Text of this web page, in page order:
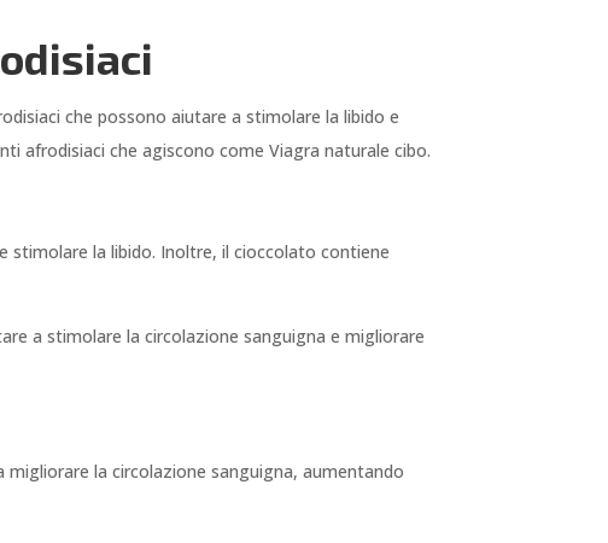
che possono aiutare a stimolare la libido e
afrodisiaci che agiscono come Viagra naturale cibo.
stimolare la libido. Inoltre, il cioccolato contiene
a stimolare la circolazione sanguigna e migliorare
la circolazione sanguigna, aumentando